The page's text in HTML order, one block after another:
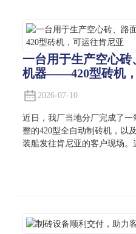
一台用于生产空心
机器——420型砖机
2026-07-10
近日，我厂当地分厂完成了
整的420型全自动制砖机，以
装船发往肯尼亚的客户现场